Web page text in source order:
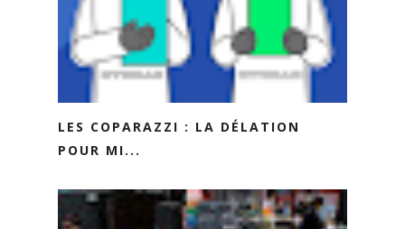
LES COPARAZZI : LA DÉLATION
POUR MI...